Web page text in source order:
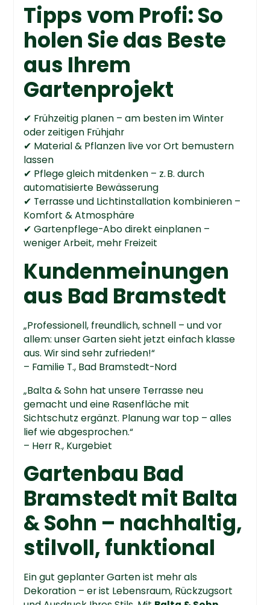
Tipps vom Profi: So
holen Sie das Beste
aus Ihrem
Gartenprojekt
✔ Frühzeitig planen – am besten im Winter
oder zeitigen Frühjahr
✔ Material & Pflanzen live vor Ort bemustern
lassen
✔ Pflege gleich mitdenken – z. B. durch
automatisierte Bewässerung
✔ Terrasse und Lichtinstallation kombinieren –
Komfort & Atmosphäre
✔ Gartenpflege-Abo direkt einplanen –
weniger Arbeit, mehr Freizeit
Kundenmeinungen
aus Bad Bramstedt
„Professionell, freundlich, schnell – und vor
allem: unser Garten sieht jetzt einfach klasse
aus. Wir sind sehr zufrieden!“
– Familie T., Bad Bramstedt-Nord
„Balta & Sohn hat unsere Terrasse neu
gemacht und eine Rasenfläche mit
Sichtschutz ergänzt. Planung war top – alles
lief wie abgesprochen.“
– Herr R., Kurgebiet
Gartenbau Bad
Bramstedt mit Balta
& Sohn – nachhaltig,
stilvoll, funktional
Ein gut geplanter Garten ist mehr als
Dekoration – er ist Lebensraum, Rückzugsort